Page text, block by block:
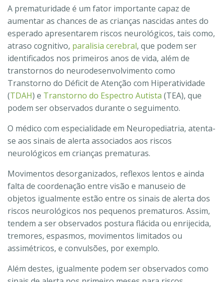
A prematuridade é um fator importante capaz de
aumentar as chances de as crianças nascidas antes do
esperado apresentarem riscos neurológicos, tais como,
atraso cognitivo, paralisia cerebral, que podem ser
identificados nos primeiros anos de vida, além de
transtornos do neurodesenvolvimento como
Transtorno do Déficit de Atenção com Hiperatividade
(TDAH) e Transtorno do Espectro Autista (TEA), que
podem ser observados durante o seguimento.
O médico com especialidade em Neuropediatria, atenta-
se aos sinais de alerta associados aos riscos
neurológicos em crianças prematuras.
Movimentos desorganizados, reflexos lentos e ainda
falta de coordenação entre visão e manuseio de
objetos igualmente estão entre os sinais de alerta dos
riscos neurológicos nos pequenos prematuros. Assim,
tendem a ser observados postura flácida ou enrijecida,
tremores, espasmos, movimentos limitados ou
assimétricos, e convulsões, por exemplo.
Além destes, igualmente podem ser observados como